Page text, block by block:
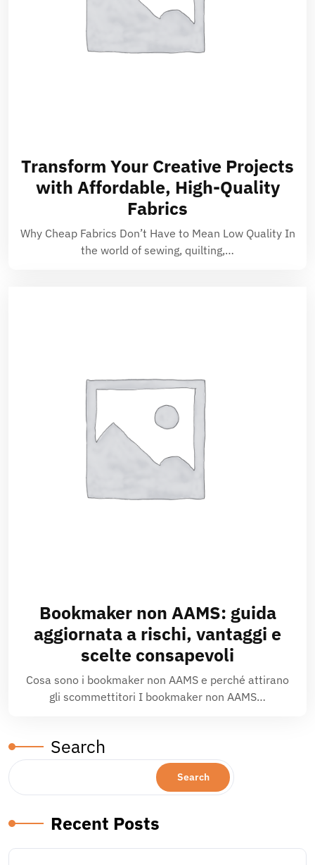
Transform Your Creative Projects
with Affordable, High-Quality
Fabrics
Why Cheap Fabrics Don’t Have to Mean Low Quality In
the world of sewing, quilting,…
Bookmaker non AAMS: guida
aggiornata a rischi, vantaggi e
scelte consapevoli
Cosa sono i bookmaker non AAMS e perché attirano
gli scommettitori I bookmaker non AAMS…
Search
Search
Recent Posts